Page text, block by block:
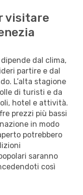
visitare
dal clima,
partire e dal
L’alta stagione
di turisti e da
hotel e attività.
prezzi più bassi
in modo
potrebbero
saranno
così